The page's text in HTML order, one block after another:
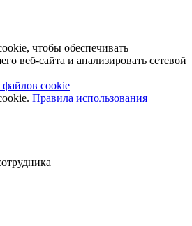
чтобы обеспечивать
веб-сайта и анализировать сетевой
файлов cookie
Правила использования